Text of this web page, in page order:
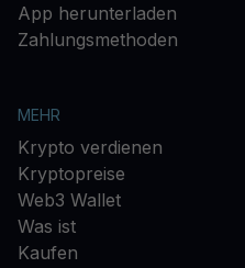
App herunterladen
Zahlungsmethoden
MEHR
Krypto verdienen
Kryptopreise
Web3 Wallet
Was ist
Kaufen